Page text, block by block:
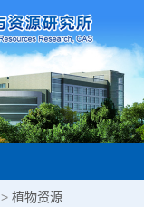
>植物资源